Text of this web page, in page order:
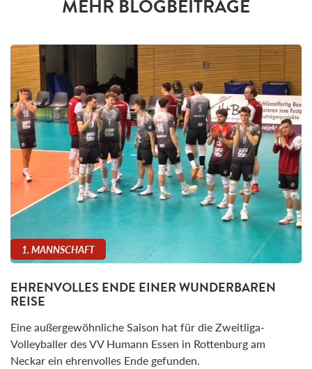
MEHR BLOGBEITRÄGE
1. MANNSCHAFT
EHRENVOLLES ENDE EINER WUNDERBAREN
REISE
Eine außergewöhnliche Saison hat für die Zweitliga-
Volleyballer des VV Humann Essen in Rottenburg am
Neckar ein ehrenvolles Ende gefunden.